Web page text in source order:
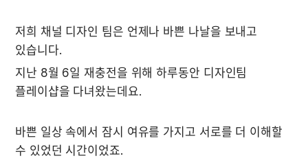
저희 채널 디자인 팀은 언제나 바쁜 나날을 보내고
있습니다.
지난 8월 6일 재충전을 위해 하루동안 디자인팀
플레이샵을 다녀왔는데요.
바쁜 일상 속에서 잠시 여유를 가지고 서로를 더 이해할
수 있었던 시간이었죠.